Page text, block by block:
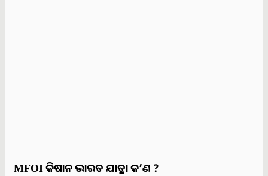
MFOI କିଷାନ ଭାରତ ଯାତ୍ରା କ’ଣ ?